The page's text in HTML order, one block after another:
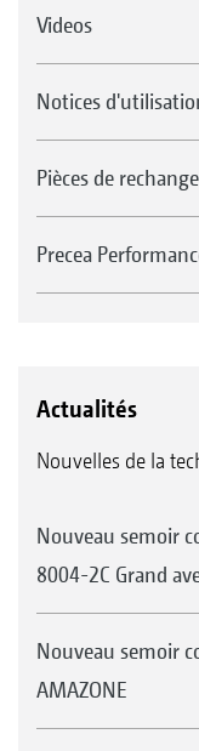
Single-Shoot :3
Micro plus
Videos
Notices
Pièces de rechange
Precea
Actualités
Nouvelles de la
Nouveau semoir
8004-2C Grand
Nouveau semoir
AMAZONE